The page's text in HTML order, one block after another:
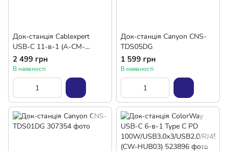
Док-станція Cablexpert
USB-C 11-в-1 (A-CM-
COMBO11-01) USB-хаб +
HDMI/VGA/PD/
картрідер/LAN/3.5-мм аудіо
2 499 грн
В наявності
Док-станція Canyon CNS-
TDS05DG
1 599 грн
В наявності